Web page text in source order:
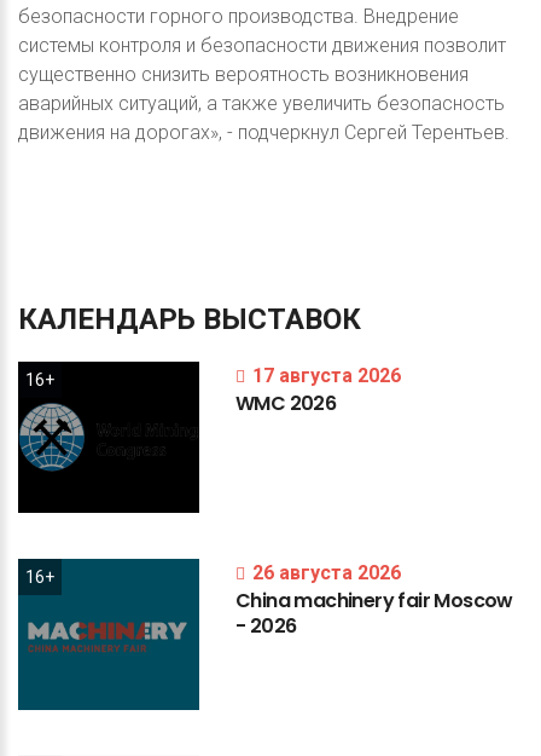
безопасности горного производства. Внедрение
системы контроля и безопасности движения позволит
существенно снизить вероятность возникновения
аварийных ситуаций, а также увеличить безопасность
движения на дорогах», - подчеркнул Сергей Терентьев.
КАЛЕНДАРЬ ВЫСТАВОК
16+ 17 августа 2026
WMC 2026
16+ 26 августа 2026
ChinamachineryfairMoscow
- 2026